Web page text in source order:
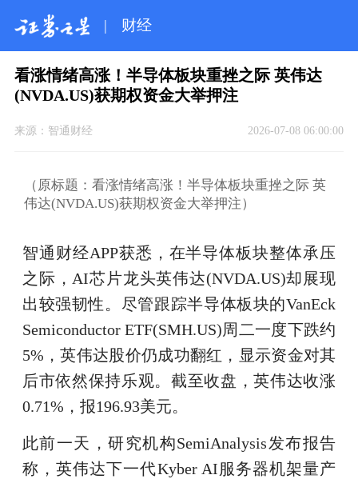
| 财经
看涨情绪高涨！半导体板块重挫之际 英伟达
(NVDA.US)获期权资金大举押注
来源： 智通财经 2026-07-08 06:00:00
（原标题：看涨情绪高涨！半导体板块重挫之际 英
伟达(NVDA.US)获期权资金大举押注）
智通财经APP获悉，在半导体板块整体承压
之际，AI芯片龙头英伟达(NVDA.US)却展现
出较强韧性。尽管跟踪半导体板块的VanEck
Semiconductor ETF(SMH.US)周二一度下跌约
5%，英伟达股价仍成功翻红，显示资金对其
后市依然保持乐观。截至收盘，英伟达收涨
0.71%，报196.93美元。
此前一天，研究机构SemiAnalysis发布报告
称，英伟达下一代Kyber AI服务器机架量产